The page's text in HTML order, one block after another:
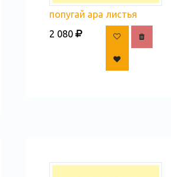
попугай ара листья
2 080